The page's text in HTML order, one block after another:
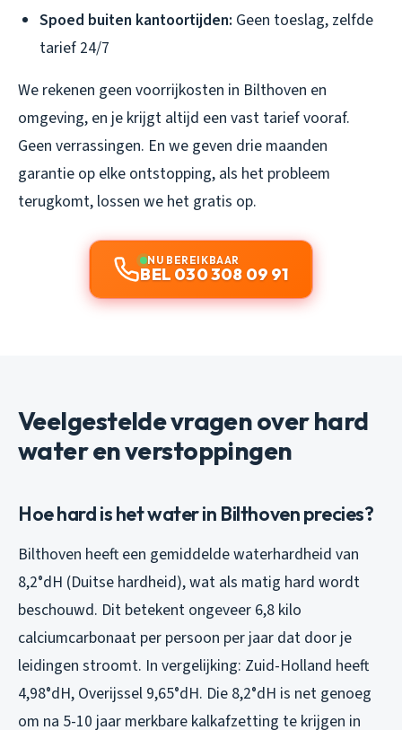
Spoed buiten kantoortijden: Geen toeslag, zelfde
tarief 24/7
We rekenen geen voorrijkosten in Bilthoven en
omgeving, en je krijgt altijd een vast tarief vooraf.
Geen verrassingen. En we geven drie maanden
garantie op elke ontstopping, als het probleem
terugkomt, lossen we het gratis op.
NU BEREIKBAAR
BEL 030 308 09 91
Veelgestelde vragen over hard
water en verstoppingen
Hoe hard is het water in Bilthoven precies?
Bilthoven heeft een gemiddelde waterhardheid van
8,2°dH (Duitse hardheid), wat als matig hard wordt
beschouwd. Dit betekent ongeveer 6,8 kilo
calciumcarbonaat per persoon per jaar dat door je
leidingen stroomt. In vergelijking: Zuid-Holland heeft
4,98°dH, Overijssel 9,65°dH. Die 8,2°dH is net genoeg
om na 5-10 jaar merkbare kalkafzetting te krijgen in